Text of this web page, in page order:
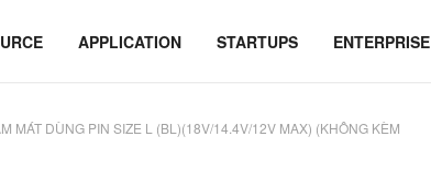
APPLICATION STARTUPS ENTERPRISE
MÁT DÙNG PIN SIZE L (BL)(18V/14.4V/12V MAX) (KHÔNG KÈM